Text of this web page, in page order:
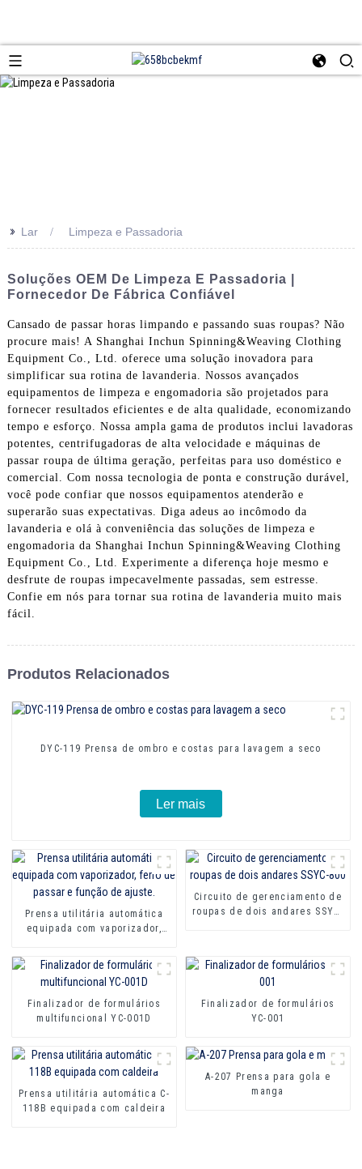
>> Lar Limpeza e Passadoria
Soluções OEM De Limpeza E Passadoria |
Fornecedor De Fábrica Confiável
Cansado de passar horas limpando e passando suas roupas? Não
procure mais! A Shanghai Inchun Spinning&Weaving Clothing
Equipment Co., Ltd. oferece uma solução inovadora para
simplificar sua rotina de lavanderia. Nossos avançados
equipamentos de limpeza e engomadoria são projetados para
fornecer resultados eficientes e de alta qualidade, economizando
tempo e esforço. Nossa ampla gama de produtos inclui lavadoras
potentes, centrifugadoras de alta velocidade e máquinas de
passar roupa de última geração, perfeitas para uso doméstico e
comercial. Com nossa tecnologia de ponta e construção durável,
você pode confiar que nossos equipamentos atenderão e
superarão suas expectativas. Diga adeus ao incômodo da
lavanderia e olá à conveniência das soluções de limpeza e
engomadoria da Shanghai Inchun Spinning&Weaving Clothing
Equipment Co., Ltd. Experimente a diferença hoje mesmo e
desfrute de roupas impecavelmente passadas, sem estresse.
Confie em nós para tornar sua rotina de lavanderia muito mais
fácil.
Produtos Relacionados
DYC-119 Prensa de ombro e costas para lavagem a seco
Ler mais
Prensa utilitária automática
equipada com vaporizador,
Circuito de gerenciamento de
roupas de dois andares SSYC-
Finalizador de formulários
multifuncional YC-001D
Finalizador de formulários
YC-001
Prensa utilitária automática C-
118B equipada com caldeira
A-207 Prensa para gola e
manga